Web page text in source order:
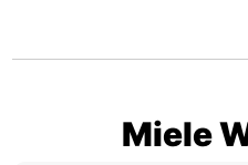
2
–
Produktbild
4
Miele